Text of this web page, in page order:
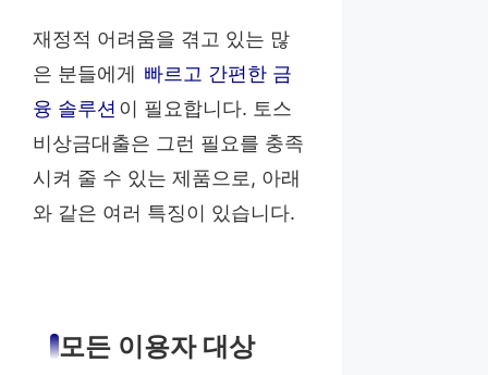
재정적 어려움을 겪고 있는 많
은 분들에게 빠르고 간편한 금
융 솔루션 이 필요합니다. 토스
비상금대출은 그런 필요를 충족
시켜 줄 수 있는 제품으로, 아래
와 같은 여러 특징이 있습니다.
모든 이용자 대상